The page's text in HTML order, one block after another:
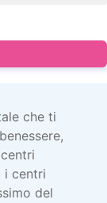
che ti
i centri
del